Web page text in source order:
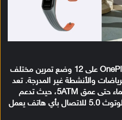
يحتوي السوار الذكي من OnePlus على 12 وضع تمرين مختلف
والأنشطة غير المدرجة. تعد
OnePlus Band مقاومة للماء حتى عمق 5ATM، حيث تدعم
معيار IP68. كما أنها تدعم بلوتوث 5.0 للاتصال بأي هاتف يعمل